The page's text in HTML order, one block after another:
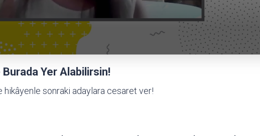
Yer Alabilirsin!
hikâyenle sonraki adaylara cesaret ver!